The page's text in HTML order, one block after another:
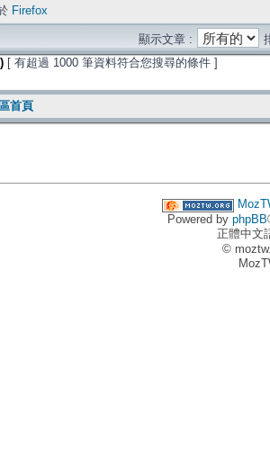
Firefox
顯示文章 :
[ 有超過 1000 筆資料符合您搜尋的條件 ]
首頁
Powered by phpBB
正體中文
©